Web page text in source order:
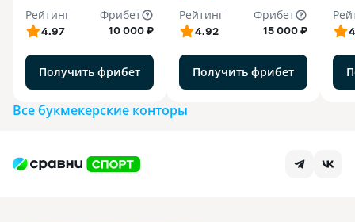
Рейтинг
4.97
Фрибет
10 000 ₽
Получить фрибет
Рейтинг
4.92
Фрибет
15 000 ₽
Получить фрибет
Все букмекерские конторы